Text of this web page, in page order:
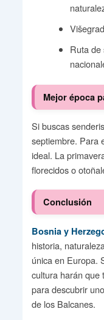
Ruta de
Mejor época
Si buscas
septiembre. Para
ideal. La
florecidos o
Conclusión
Bosnia y
historia,
única en Europa.
cultura harán que
para descubrir
de los Balcanes.